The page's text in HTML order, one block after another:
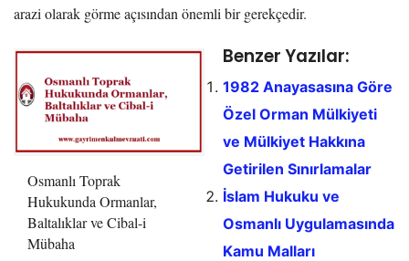
arazi olarak görme açısından önemli bir gerekçedir.
Osmanlı Toprak
Hukukunda Ormanlar,
Baltalıklar ve Cibal-i
Mübaha
Benzer Yazılar:
1982 Anayasasına Göre
Özel Orman Mülkiyeti
ve Mülkiyet Hakkına
Getirilen Sınırlamalar
İslam Hukuku ve
Osmanlı Uygulamasında
Kamu Malları